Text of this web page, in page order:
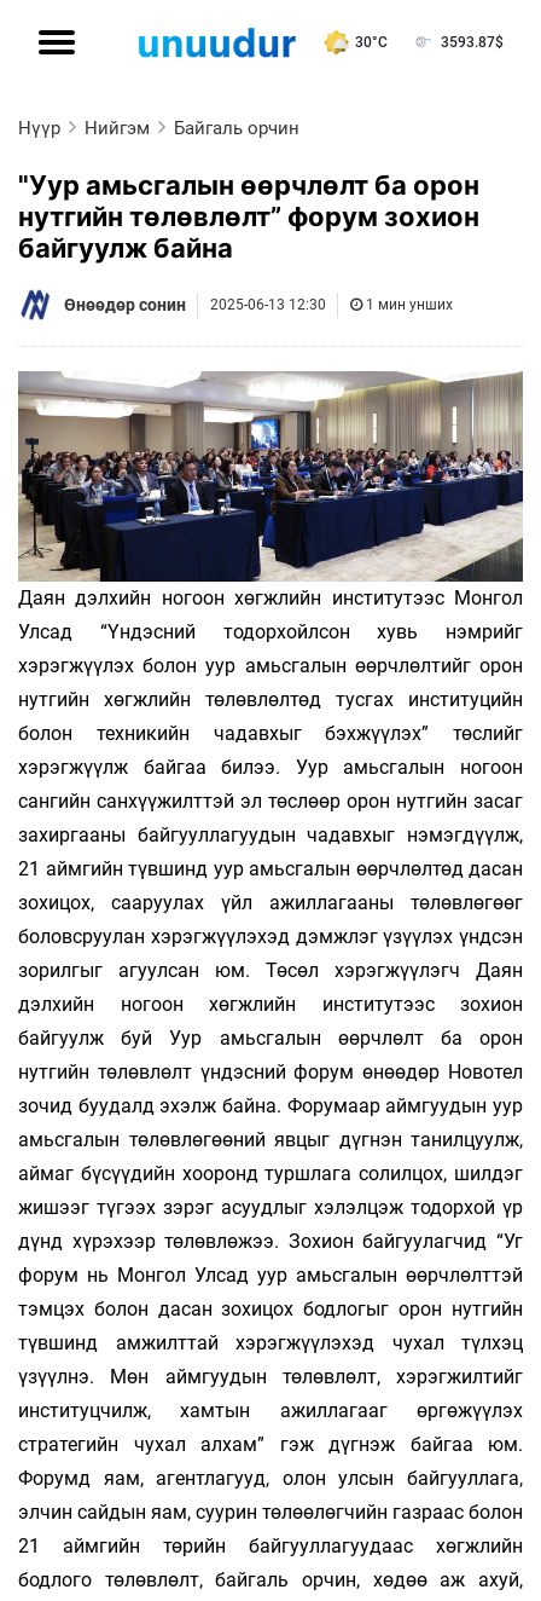
30°C 3593.87$
Нүүр Нийгэм Байгаль орчин
"Уур амьсгалын өөрчлөлт ба орон
нутгийн төлөвлөлт” форум зохион
байгуулж байна
Өнөөдөр сонин 2025-06-13 12:30 1 мин унших
Даян дэлхийн ногоон хөгжлийн институтээс Монгол
Улсад “Үндэсний тодорхойлсон хувь нэмрийг
хэрэгжүүлэх болон уур амьсгалын өөрчлөлтийг орон
нутгийн хөгжлийн төлөвлөлтөд тусгах институцийн
болон техникийн чадавхыг бэхжүүлэх” төслийг
хэрэгжүүлж байгаа билээ. Уур амьсгалын ногоон
сангийн санхүүжилттэй эл төслөөр орон нутгийн засаг
захиргааны байгууллагуудын чадавхыг нэмэгдүүлж,
21 аймгийн түвшинд уур амьсгалын өөрчлөлтөд дасан
зохицох, сааруулах үйл ажиллагааны төлөвлөгөөг
боловсруулан хэрэгжүүлэхэд дэмжлэг үзүүлэх үндсэн
зорилгыг агуулсан юм. Төсөл хэрэгжүүлэгч Даян
дэлхийн ногоон хөгжлийн институтээс зохион
байгуулж буй Уур амьсгалын өөрчлөлт ба орон
нутгийн төлөвлөлт үндэсний форум өнөөдөр Новотел
зочид буудалд эхэлж байна. Форумаар аймгуудын уур
амьсгалын төлөвлөгөөний явцыг дүгнэн танилцуулж,
аймаг бүсүүдийн хооронд туршлага солилцох, шилдэг
жишээг түгээх зэрэг асуудлыг хэлэлцэж тодорхой үр
дүнд хүрэхээр төлөвлөжээ. Зохион байгуулагчид “Уг
форум нь Монгол Улсад уур амьсгалын өөрчлөлттэй
тэмцэх болон дасан зохицох бодлогыг орон нутгийн
түвшинд амжилттай хэрэгжүүлэхэд чухал түлхэц
үзүүлнэ. Мөн аймгуудын төлөвлөлт, хэрэгжилтийг
институцчилж, хамтын ажиллагааг өргөжүүлэх
стратегийн чухал алхам” гэж дүгнэж байгаа юм.
Форумд яам, агентлагууд, олон улсын байгууллага,
элчин сайдын яам, суурин төлөөлөгчийн газраас болон
21 аймгийн төрийн байгууллагуудаас хөгжлийн
бодлого төлөвлөлт, байгаль орчин, хөдөө аж ахуй,